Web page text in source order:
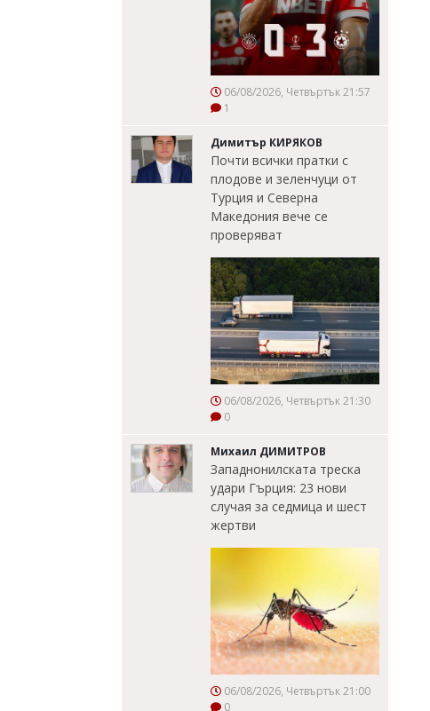
06/08/2026, Четвъртък 21:57
1
Димитър КИРЯКОВ
Почти всички пратки с
плодове и зеленчуци от
Турция и Северна
Македония вече се
проверяват
06/08/2026, Четвъртък 21:30
0
Михаил ДИМИТРОВ
Западнонилската треска
удари Гърция: 23 нови
случая за седмица и шест
жертви
06/08/2026, Четвъртък 21:00
0